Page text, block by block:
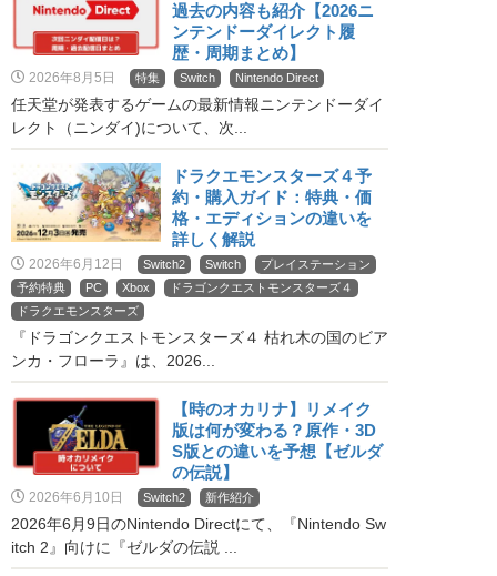
過去の内容も紹介【2026ニ
ンテンドーダイレクト履
歴・周期まとめ】
2026年8月5日 特集 Switch Nintendo Direct
任天堂が発表するゲームの最新情報ニンテンドーダイ
レクト（ニンダイ)について、次...
ドラクエモンスターズ４予
約・購入ガイド：特典・価
格・エディションの違いを
詳しく解説
2026年6月12日 Switch2 Switch
プレイステーション
予約特典
PC Xbox
ドラゴンクエストモンスターズ４
ドラクエモンスターズ
『ドラゴンクエストモンスターズ４ 枯れ木の国のビア
ンカ・フローラ』は、2026...
【時のオカリナ】リメイク
版は何が変わる？原作・3D
S版との違いを予想【ゼルダ
の伝説】
2026年6月10日 Switch2 新作紹介
2026年6月9日のNintendo Directにて、『Nintendo Sw
itch 2』向けに『ゼルダの伝説 ...